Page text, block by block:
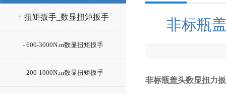
+ 扭矩扳手_数显扭矩扳手
- 600-3000N.m数显扭矩扳手
- 200-1000N.m数显扭矩扳手
非标瓶
非标瓶盖头数显扭力